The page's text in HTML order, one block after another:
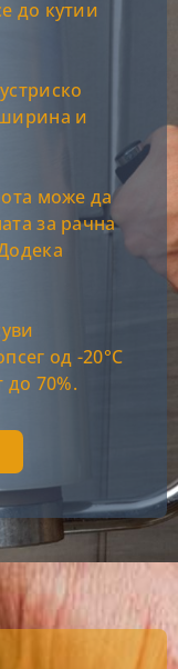
до кутии
и
може да
за рачна
од -20°C
до 70%.